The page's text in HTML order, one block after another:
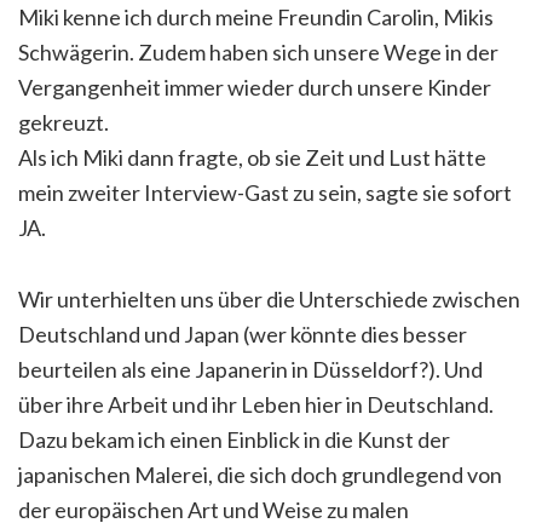
Miki kenne ich durch meine Freundin Carolin, Mikis
Schwägerin. Zudem haben sich unsere Wege in der
Vergangenheit immer wieder durch unsere Kinder
gekreuzt.
Als ich Miki dann fragte, ob sie Zeit und Lust hätte
mein zweiter Interview-Gast zu sein, sagte sie sofort
JA.
Wir unterhielten uns über die Unterschiede zwischen
Deutschland und Japan (wer könnte dies besser
beurteilen als eine Japanerin in Düsseldorf?). Und
über ihre Arbeit und ihr Leben hier in Deutschland.
Dazu bekam ich einen Einblick in die Kunst der
japanischen Malerei, die sich doch grundlegend von
der europäischen Art und Weise zu malen